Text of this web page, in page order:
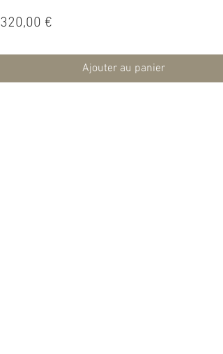
320,00 €
Ajouter au panier